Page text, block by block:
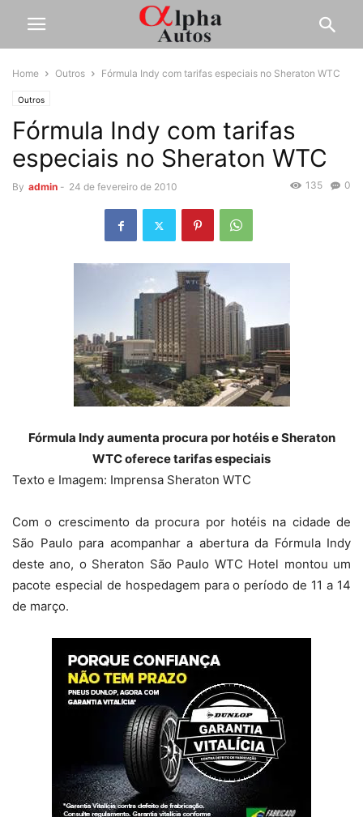
Home Outros Fórmula Indy com tarifas especiais no Sheraton WTC
Outros
Fórmula Indy com tarifas
especiais no Sheraton WTC
By admin - 24 de fevereiro de 2010 0
135
Fórmula Indy aumenta procura por hotéis e Sheraton
WTC oferece tarifas especiais
Texto e Imagem: Imprensa Sheraton WTC
Com o crescimento da procura por hotéis na cidade de
São Paulo para acompanhar a abertura da Fórmula Indy
deste ano, o Sheraton São Paulo WTC Hotel montou um
pacote especial de hospedagem para o período de 11 a 14
de março.